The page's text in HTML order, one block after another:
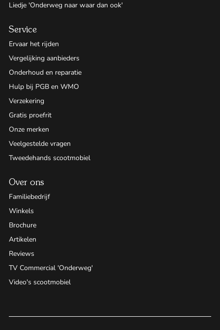
Liedje 'Onderweg naar waar dan ook'
Service
Ervaar het rijden
Vergelijking aanbieders
Onderhoud en reparatie
Hulp bij PGB en WMO
Verzekering
Gratis proefrit
Onze merken
Veelgestelde vragen
Tweedehands scootmobiel
Over ons
Familiebedrijf
Winkels
Brochure
Artikelen
Reviews
TV Commercial 'Onderweg'
Video's scootmobiel